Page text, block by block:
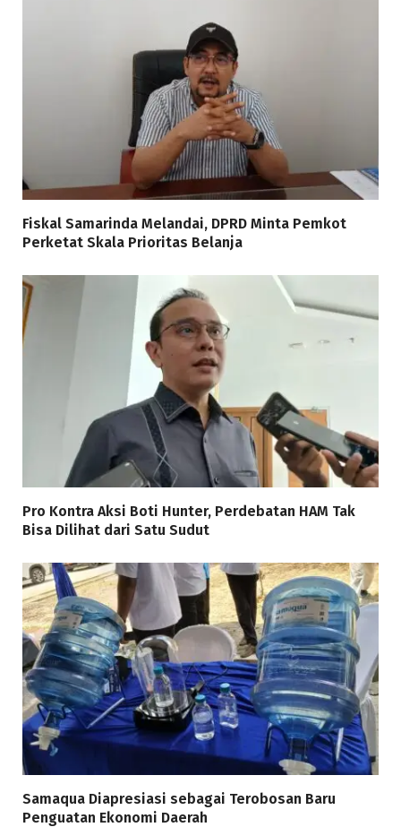
Fiskal Samarinda Melandai, DPRD Minta Pemkot
Perketat Skala Prioritas Belanja
Pro Kontra Aksi Boti Hunter, Perdebatan HAM Tak
Bisa Dilihat dari Satu Sudut
Samaqua Diapresiasi sebagai Terobosan Baru
Penguatan Ekonomi Daerah